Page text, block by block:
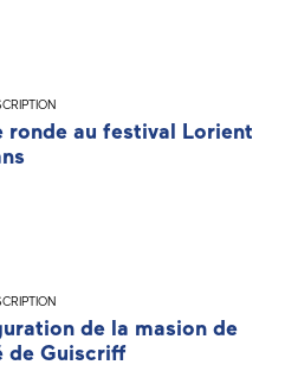
ronde au festival Lorient
de la masion de
de Guiscriff